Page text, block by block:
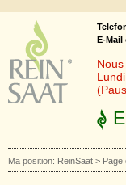
E-Mail
Ma position: ReinSaat > Page